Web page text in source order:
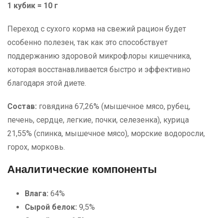
1 кубик = 10 г
Переход с сухого корма на свежий рацион будет
особенно полезен, так как это способствует
поддержанию здоровой микрофлоры кишечника,
которая восстанавливается быстро и эффективно
благодаря этой диете.
Состав: говядина 67,26% (мышечное мясо, рубец,
печень, сердце, легкие, почки, селезенка), курица
21,55% (спинка, мышечное мясо), морские водоросли,
горох, морковь.
Аналитические компоненты
Влага: 64%
Сырой белок: 9,5%